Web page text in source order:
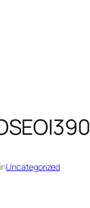
inUncategorized